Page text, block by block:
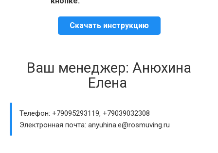
Скачать инструкцию
Ваш менеджер: Анюхина
Елена
Телефон: +79095293119, +79039032308
Электронная почта: anyuhina.e@rosmuving.ru